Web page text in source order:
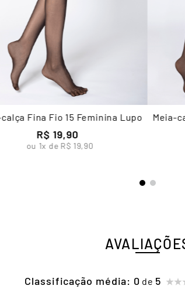
Fina Fio 15 Feminina Lupo
R$ 19,90
ou 1x de R$ 19,90
Meia-
Classificação média: 0